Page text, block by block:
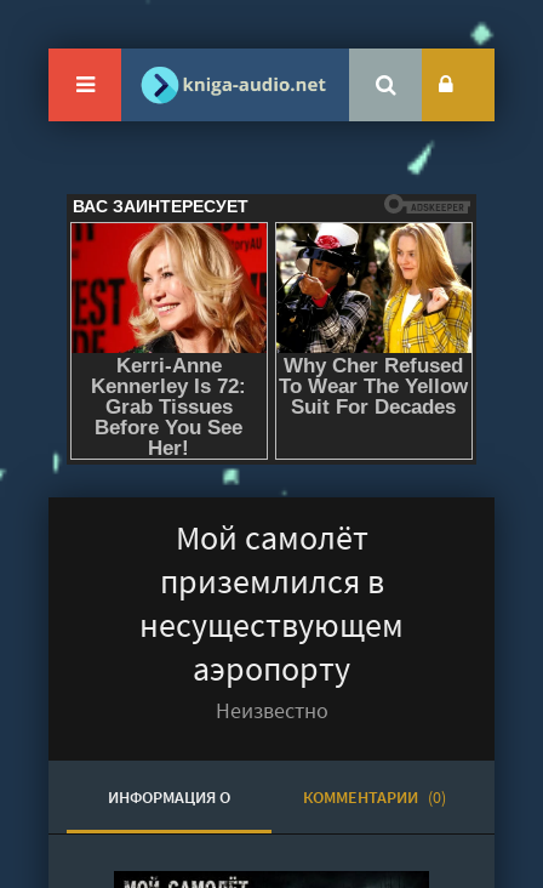
Мой самолёт
приземлился в
несуществующем
аэропорту
Неизвестно
ИНФОРМАЦИЯ О
АУДИОКНИГЕ
КОММЕНТАРИИ (0)